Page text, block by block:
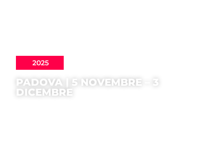
2025
PADOVA | 5 NOVEMBRE – 3
DICEMBRE